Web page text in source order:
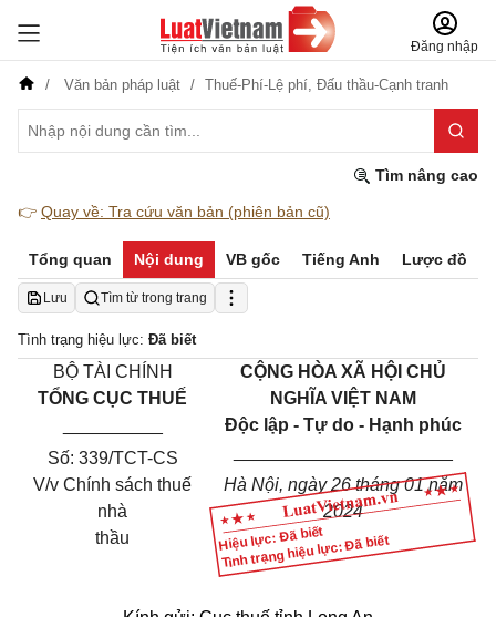
Đăng nhập
Văn bản pháp luật Thuế-Phí-Lệ phí, Đấu thầu-Cạnh tranh
Tìm nâng cao
👉 Quay về: Tra cứu văn bản (phiên bản cũ)
Tổng quan Nội dung VB gốc Tiếng Anh Lược đồ
Lưu Tìm từ trong trang
Tình trạng hiệu lực: Đã biết
Hiệu lực: Đã biết
Tình trạng hiệu lực: Đã biết
BỘ TÀI CHÍNH
TỔNG CỤC THUẾ
Số: 339/TCT-CS
V/v Chính sách thuế
nhà
thầu
CỘNG HÒA XÃ HỘI CHỦ
NGHĨA VIỆT NAM
Độc lập - Tự do - Hạnh phúc
Hà Nội, ngày 26 tháng 01 năm
2024